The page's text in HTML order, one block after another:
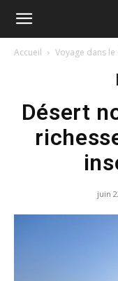
Accueil Voyage dans
Désert
juin